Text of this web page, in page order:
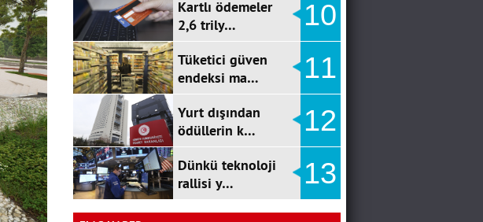
Kartlı ödemeler
2,6 trily…
10
Tüketici güven
endeksi ma…
11
Yurt dışından
ödüllerin k…
12
Dünkü teknoloji
rallisi y…
13